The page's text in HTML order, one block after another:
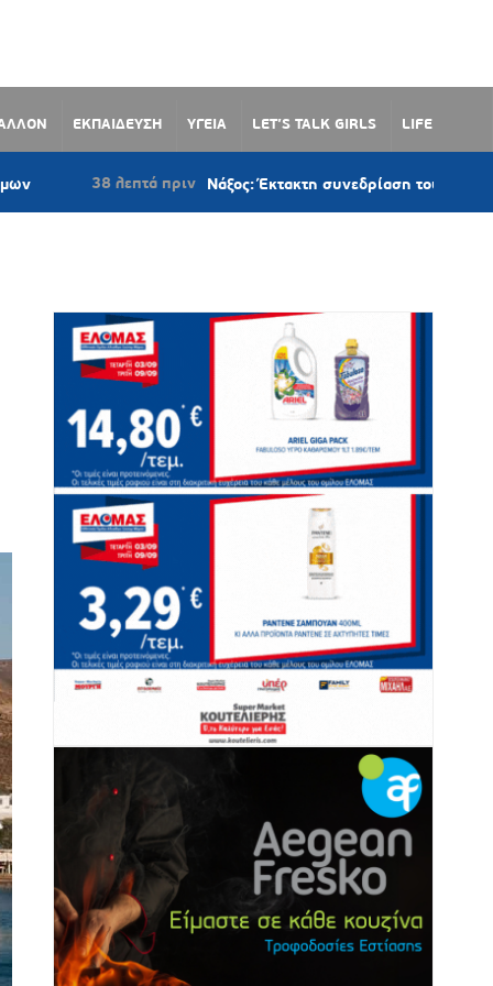
ΕΚΠΑΙΔΕΥΣΗ ΥΓΕΙΑ LET’S TALK GIRLS LIFE
λεπτά πριν Νάξος: Έκτακτη συνεδρίαση του Δημοτικού